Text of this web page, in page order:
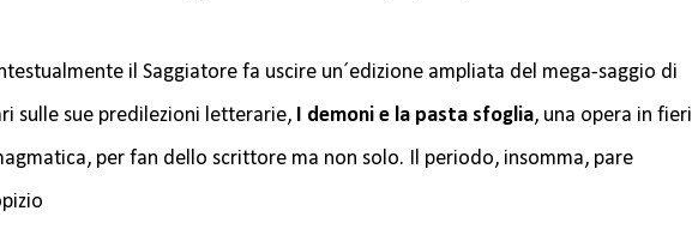
il Saggiatore fa uscire un´edizione ampliata del mega-saggio di
sulle sue predilezioni letterarie, I demoni e la pasta sfoglia, una opera in fieri
per fan dello scrittore ma non solo. Il periodo, insomma, pare